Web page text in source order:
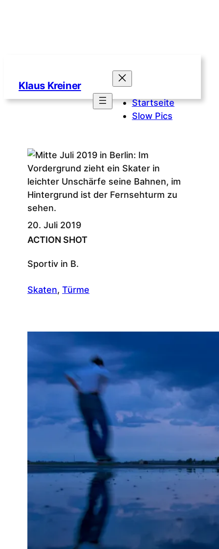
springen
Klaus Kreiner
Startseite
Slow Pics
Skaten
20. Juli 2019
ACTION SHOT
Sportiv in B.
Skaten, Türme